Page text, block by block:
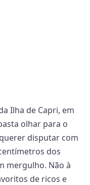
Ilha de Capri, em
olhar para o
disputar com
dos
mergulho. Não à
de ricos e